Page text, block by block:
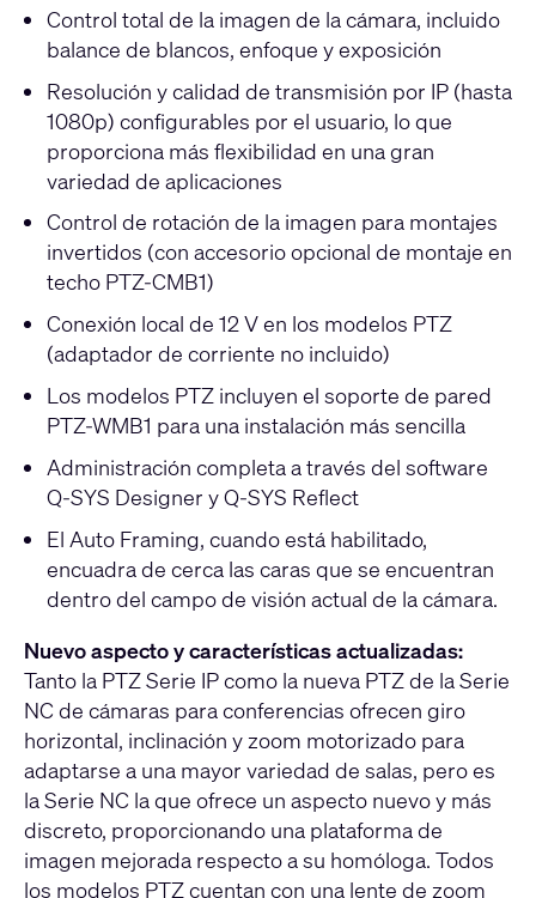
Control total de la imagen de la cámara, incluido
balance de blancos, enfoque y exposición
Resolución y calidad de transmisión por IP (hasta
1080p) configurables por el usuario, lo que
proporciona más flexibilidad en una gran
variedad de aplicaciones
Control de rotación de la imagen para montajes
invertidos (con accesorio opcional de montaje en
techo PTZ-CMB1)
Conexión local de 12 V en los modelos PTZ
(adaptador de corriente no incluido)
Los modelos PTZ incluyen el soporte de pared
PTZ-WMB1 para una instalación más sencilla
Administración completa a través del software
Q-SYS Designer y Q-SYS Reflect
El Auto Framing, cuando está habilitado,
encuadra de cerca las caras que se encuentran
dentro del campo de visión actual de la cámara.
Nuevo aspecto y características actualizadas:
Tanto la PTZ Serie IP como la nueva PTZ de la Serie
NC de cámaras para conferencias ofrecen giro
horizontal, inclinación y zoom motorizado para
adaptarse a una mayor variedad de salas, pero es
la Serie NC la que ofrece un aspecto nuevo y más
discreto, proporcionando una plataforma de
imagen mejorada respecto a su homóloga. Todos
los modelos PTZ cuentan con una lente de zoom